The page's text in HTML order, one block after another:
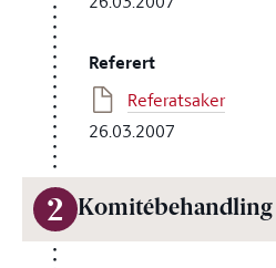
Referert
Referatsaker
26.03.2007
2 Komitébehandling